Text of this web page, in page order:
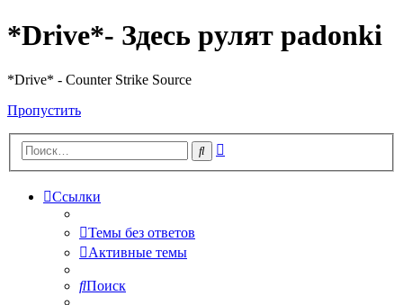
*Drive*- Здесь рулят padonki
*Drive* - Counter Strike Source
Пропустить
Поиск
Ссылки
Темы без ответов
Активные темы
Поиск